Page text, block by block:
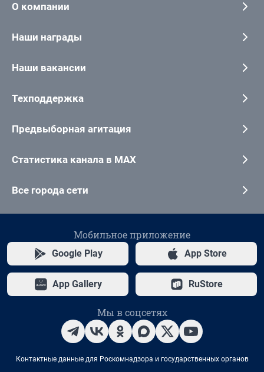
О компании
Наши награды
Наши вакансии
Техподдержка
Предвыборная агитация
Статистика канала в MAX
Все города сети
Мобильное приложение
Google Play App Store
App Gallery RuStore
Мы в соцсетях
Контактные данные для Роскомнадзора и государственных органов